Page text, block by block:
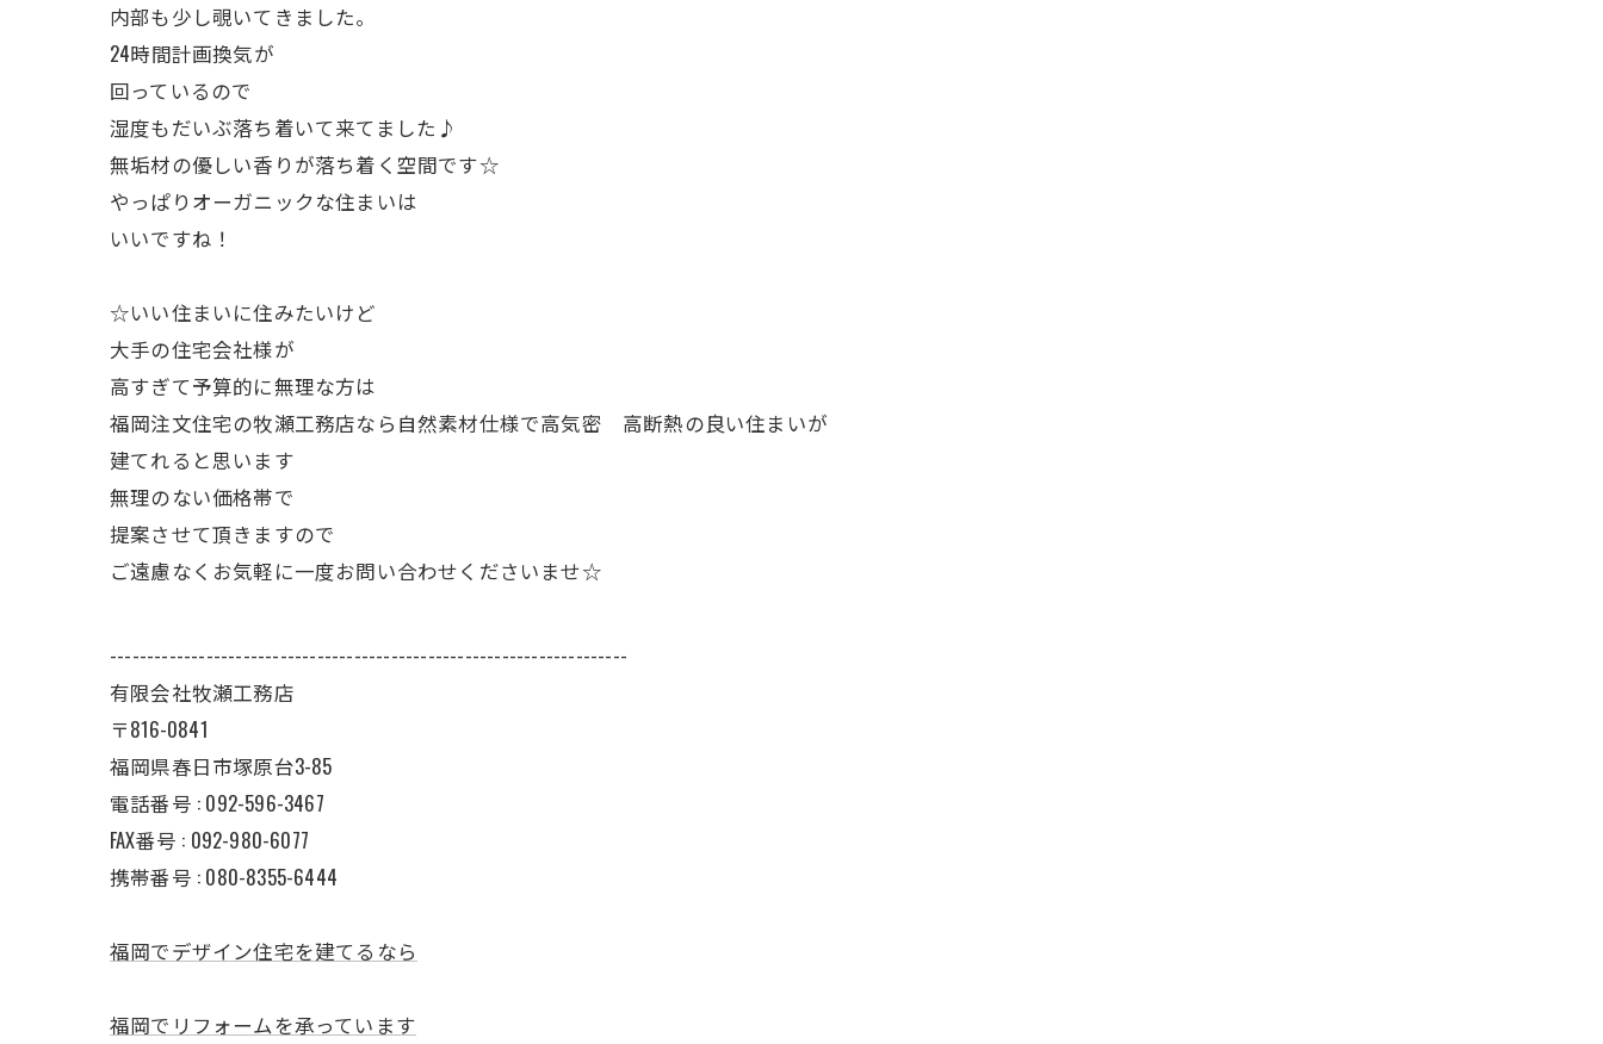
内部も少し覗いてきました。
24時間計画換気が
回っているので
湿度もだいぶ落ち着いて来てました♪
無垢材の優しい香りが落ち着く空間です☆
やっぱりオーガニックな住まいは
いいですね！
☆いい住まいに住みたいけど
大手の住宅会社様が
高すぎて予算的に無理な方は
福岡注文住宅の牧瀬工務店なら自然素材仕様で高気密 高断熱の良い住まいが
建てれると思います
無理のない価格帯で
提案させて頂きますので
ご遠慮なくお気軽に一度お問い合わせくださいませ☆
----------------------------------------------------------------------
有限会社牧瀬工務店
〒816-0841
福岡県春日市塚原台3-85
電話番号 : 092-596-3467
FAX番号 : 092-980-6077
携帯番号 : 080-8355-6444
福岡でデザイン住宅を建てるなら
福岡でリフォームを承っています